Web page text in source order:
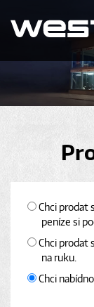
Chci prodat
peníze si
Chci prodat
na ruku.
Chci